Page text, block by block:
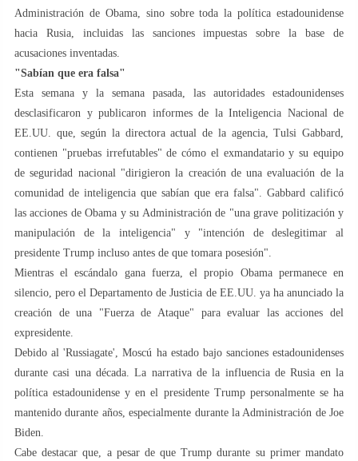
Administración de Obama, sino sobre toda la política estadounidense
hacia Rusia, incluidas las sanciones impuestas sobre la base de
acusaciones inventadas.
"Sabían que era falsa"
Esta semana y la semana pasada, las autoridades estadounidenses
desclasificaron y publicaron informes de la Inteligencia Nacional de
EE.UU. que, según la directora actual de la agencia, Tulsi Gabbard,
contienen "pruebas irrefutables" de cómo el exmandatario y su equipo
de seguridad nacional "dirigieron la creación de una evaluación de la
comunidad de inteligencia que sabían que era falsa". Gabbard calificó
las acciones de Obama y su Administración de "una grave politización y
manipulación de la inteligencia" y "intención de deslegitimar al
presidente Trump incluso antes de que tomara posesión".
Mientras el escándalo gana fuerza, el propio Obama permanece en
silencio, pero el Departamento de Justicia de EE.UU. ya ha anunciado la
creación de una "Fuerza de Ataque" para evaluar las acciones del
expresidente.
Debido al 'Russiagate', Moscú ha estado bajo sanciones estadounidenses
durante casi una década. La narrativa de la influencia de Rusia en la
política estadounidense y en el presidente Trump personalmente se ha
mantenido durante años, especialmente durante la Administración de Joe
Biden.
Cabe destacar que, a pesar de que Trump durante su primer mandato